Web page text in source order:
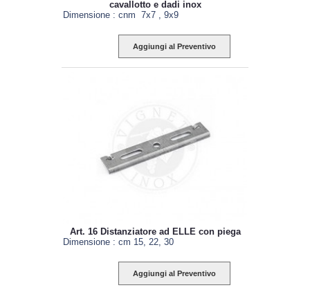
cavallotto e dadi inox
Dimensione : cnm 7x7 , 9x9
Aggiungi al Preventivo
Art. 16 Distanziatore ad ELLE con piega
Dimensione : cm 15, 22, 30
Aggiungi al Preventivo